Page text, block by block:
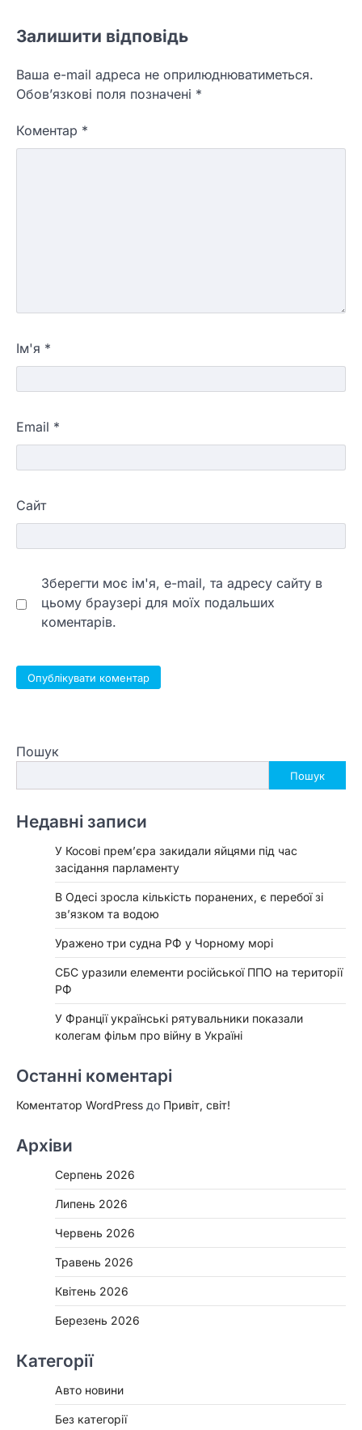
Залишити відповідь
Ваша e-mail адреса не оприлюднюватиметься.
Обов’язкові поля позначені *
Коментар *
Ім'я *
Email *
Сайт
Зберегти моє ім'я, e-mail, та адресу сайту в
цьому браузері для моїх подальших
коментарів.
Пошук
Пошук
Недавні записи
У Косові прем’єра закидали яйцями під час
засідання парламенту
В Одесі зросла кількість поранених, є перебої зі
зв’язком та водою
Уражено три судна РФ у Чорному морі
СБС уразили елементи російської ППО на території
РФ
У Франції українські рятувальники показали
колегам фільм про війну в Україні
Останні коментарі
Коментатор WordPress до Привіт, світ!
Архіви
Серпень 2026
Липень 2026
Червень 2026
Травень 2026
Квітень 2026
Березень 2026
Категорії
Авто новини
Без категорії